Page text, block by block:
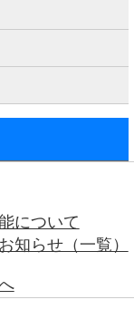
について
らせ（一覧）